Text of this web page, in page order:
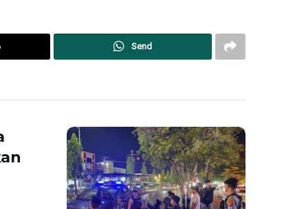
Send